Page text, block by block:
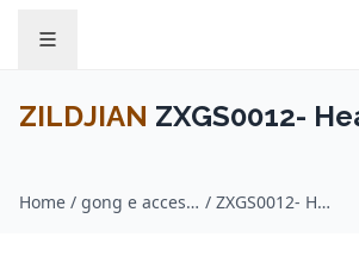
ZILDJIAN ZXGS0012-
Home / gong e accessori / ZILDJIAN / ZXGS0012- Heavy Duty Gong Stand